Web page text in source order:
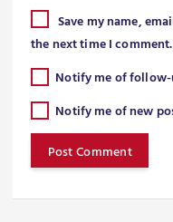
Save my name,
the next time I comment.
Notify me of
Notify me of new